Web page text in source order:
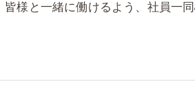
様と一緒に働けるよう、社員一